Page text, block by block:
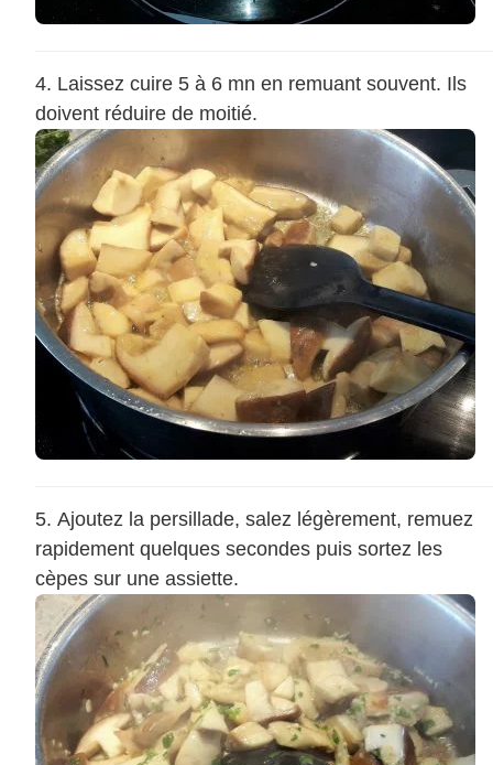
Laissez cuire 5 à 6 mn en remuant souvent. Ils
doivent réduire de moitié.
Ajoutez la persillade, salez légèrement, remuez
rapidement quelques secondes puis sortez les
cèpes sur une assiette.